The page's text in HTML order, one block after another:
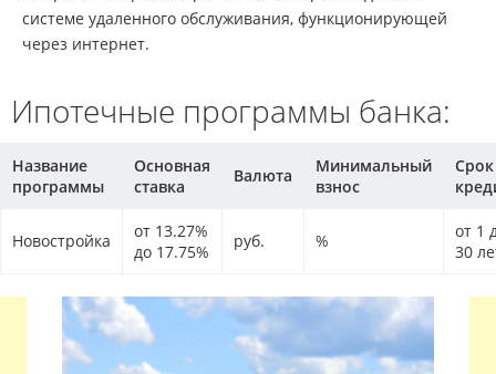
системе удаленного обслуживания, функционирующей
через интернет.
Ипотечные программы банка:
Название
программы
Основная
ставка
Валюта
Минимальный
взнос
Срок
Новостройка
от 13.27%
до 17.75%
руб. %
от 1
30